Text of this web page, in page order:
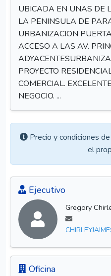
UBICADA EN UNAS DE
LA PENINSULA DE
URBANIZACION
ACCESO A LAS AV.
PROYECTO
COMERCIAL.
NEGOCIO. ...
Precio y condiciones
el
Ejecutivo
Gregory
Oficina